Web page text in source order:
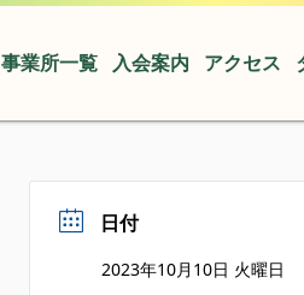
事業所一覧 入会案内 アクセス
日付
2023年10月10日 火曜日